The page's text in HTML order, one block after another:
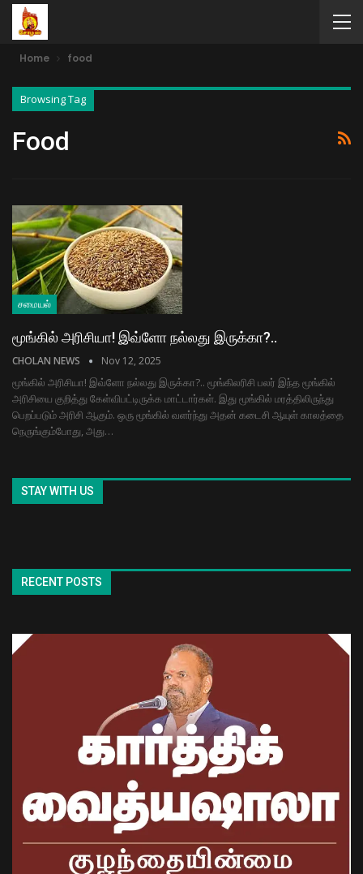
Home food
Browsing Tag
Food
சமையல்
மூங்கில் அரிசியா! இவ்ளோ நல்லது இருக்கா?..
CHOLAN NEWS Nov 12, 2025
மூங்கில் அரிசியா! இவ்ளோ நல்லது இருக்கா?.. மூங்கிலரிசி பலர் இந்த மூங்கில்
அரிசியை குறித்து கேள்விபட்டிருக்க மாட்டார்கள். இது மூங்கில் மரத்திலிருந்து
பெறப்படும் அரிசி ஆகும். ஒரு மூங்கில் வளர்ந்து அதன் கடைசி ஆயுள் காலத்தை
நெருங்கும்போது, அது…
STAY WITH US
RECENT POSTS